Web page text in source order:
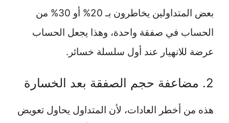
بعض المتداولين يخاطرون بـ 20% أو 30% من
الحساب في صفقة واحدة، وهذا يجعل الحساب
عرضة للانهيار عند أول سلسلة خسائر.
2. مضاعفة حجم الصفقة بعد الخسارة
هذه من أخطر العادات، لأن المتداول يحاول تعويض